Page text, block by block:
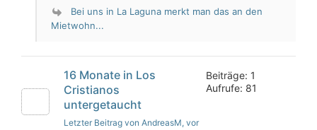
Bei uns in La Laguna merkt man das an den
Mietwohn...
16 Monate in Los
Cristianos
untergetaucht
Letzter Beitrag von AndreasM, vor
Beiträge: 1
Aufrufe: 81